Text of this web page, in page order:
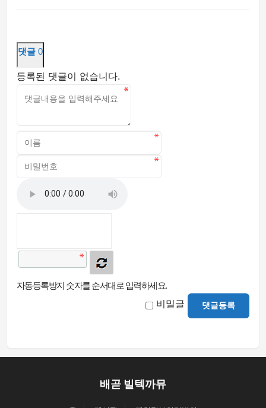
댓글 0
등록된 댓글이 없습니다.
자동등록방지 숫자를 순서대로 입력하세요.
비밀글 댓글등록
배곧 빌텍까뮤